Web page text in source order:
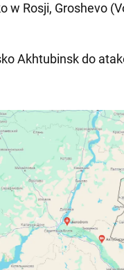
w Rosji, Groshevo
Akhtubinsk do